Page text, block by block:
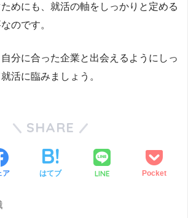
めにも、就活の軸をしっかりと定める
のです。
分に合った企業と出会えるようにしっ
活に臨みましょう。
SHARE
ア はてブ LINE Pocket